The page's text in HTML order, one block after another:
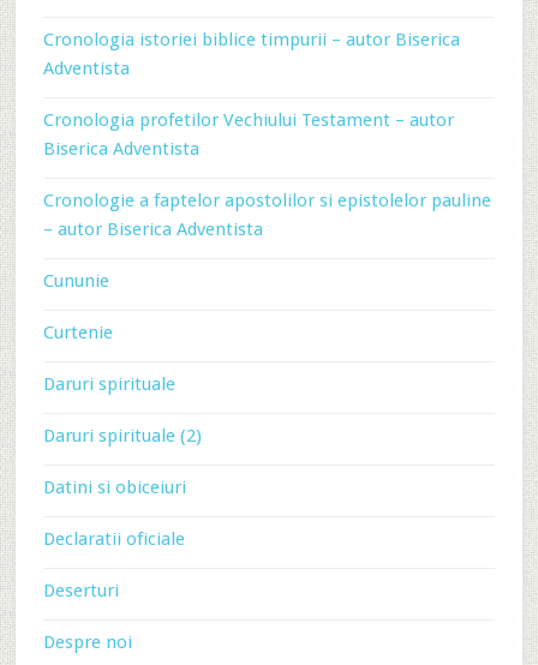
Cronologia istoriei biblice timpurii – autor Biserica
Adventista
Cronologia profetilor Vechiului Testament – autor
Biserica Adventista
Cronologie a faptelor apostolilor si epistolelor pauline
– autor Biserica Adventista
Cununie
Curtenie
Daruri spirituale
Daruri spirituale (2)
Datini si obiceiuri
Declaratii oficiale
Deserturi
Despre noi